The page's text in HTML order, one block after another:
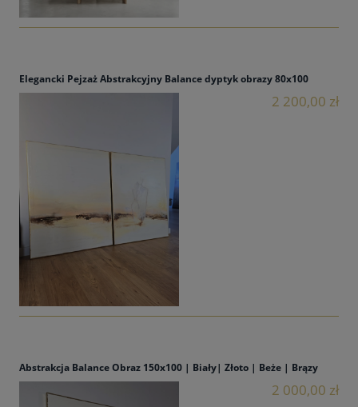
Elegancki Pejzaż Abstrakcyjny Balance dyptyk obrazy 80x100
2 200,00 zł
Abstrakcja Balance Obraz 150x100 | Biały| Złoto | Beże | Brązy
2 000,00 zł